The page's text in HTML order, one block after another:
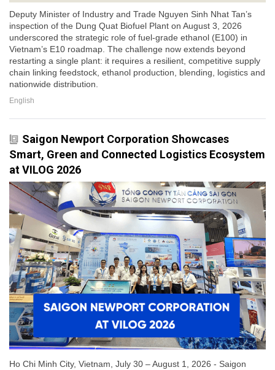
Deputy Minister of Industry and Trade Nguyen Sinh Nhat Tan’s
inspection of the Dung Quat Biofuel Plant on August 3, 2026
underscored the strategic role of fuel-grade ethanol (E100) in
Vietnam’s E10 roadmap. The challenge now extends beyond
restarting a single plant: it requires a resilient, competitive supply
chain linking feedstock, ethanol production, blending, logistics and
nationwide distribution.
English
Saigon Newport Corporation Showcases
Smart, Green and Connected Logistics Ecosystem
at VILOG 2026
Ho Chi Minh City, Vietnam, July 30 – August 1, 2026 - Saigon